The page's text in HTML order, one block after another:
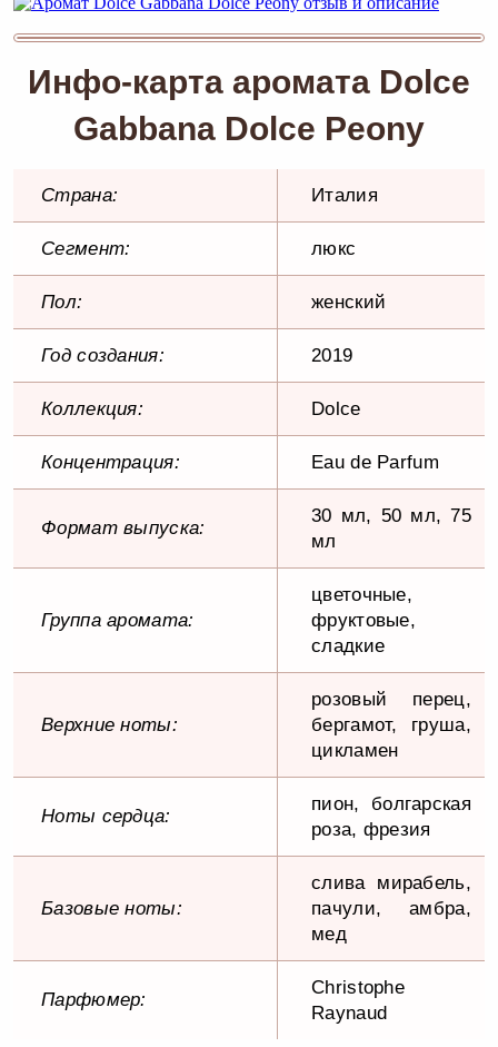
Инфо-карта аромата Dolce
Gabbana Dolce Peony
Страна: Италия
Сегмент: люкс
Пол: женский
Год создания: 2019
Коллекция: Dolce
Концентрация: Eau de Parfum
Формат выпуска:
30 мл, 50 мл, 75
мл
Группа аромата:
цветочные,
фруктовые,
сладкие
Верхние ноты:
розовый перец,
бергамот, груша,
цикламен
Ноты сердца:
пион, болгарская
роза, фрезия
Базовые ноты:
слива мирабель,
пачули, амбра,
мед
Парфюмер:
Christophe
Raynaud